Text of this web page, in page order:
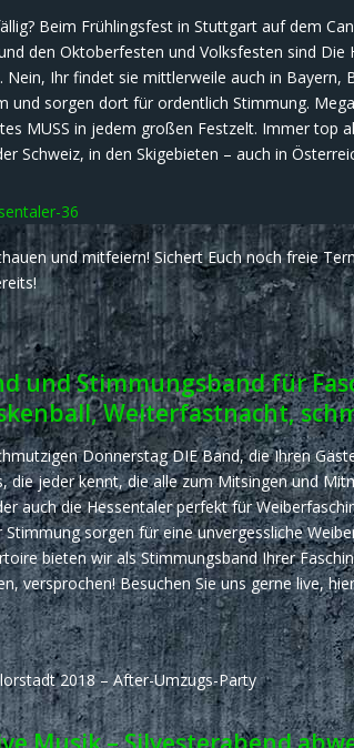
Beim Frühlingsfest in Stuttgart auf dem
den Oktoberfesten und Volksfesten sind
Nein, Ihr findet sie mittlerweile auch in Bayern,
und sorgen dort für ordentlich Stimmung.
MUSS in jedem großen Festzelt. Immer top
Schweiz, in den Skigebieten – auch in
und mitfeiern! Sichert Euch noch freie
und Stimmungsband für
Weiterfastnacht,
Donnerstag DIE Band, die Ihren
die jeder kennt, die alle zum Mitsingen und
auch die Hessentaler perfekt für
sorgen für eine unvergessliche
bieten wir als Stimmungsband Ihrer
versprochen! Besuchen Sie uns gerne live,
2018 – After-Umzugs-Party